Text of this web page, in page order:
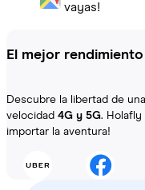
vayas!
El mejor
Descubre la libertad de
velocidad 4G y 5G. Holafly
importar la aventura!